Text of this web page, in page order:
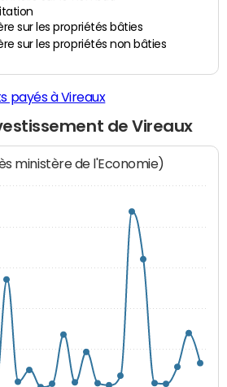
sur les propriétés bâties
sur les propriétés non bâties
payés à Vireaux
de Vireaux
ministère de l'Economie)